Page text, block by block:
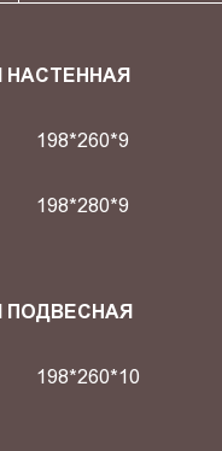
НАСТЕННАЯ
198*260*9
198*280*9
ПОДВЕСНАЯ
198*260*10